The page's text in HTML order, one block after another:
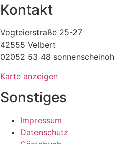
Kontakt
Vogteierstraße 25-27
42555 Velbert
02052 53 48
Karte anzeigen
Sonstiges
Impressum
Datenschutz